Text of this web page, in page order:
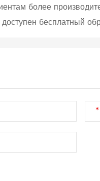
более
бесплатный